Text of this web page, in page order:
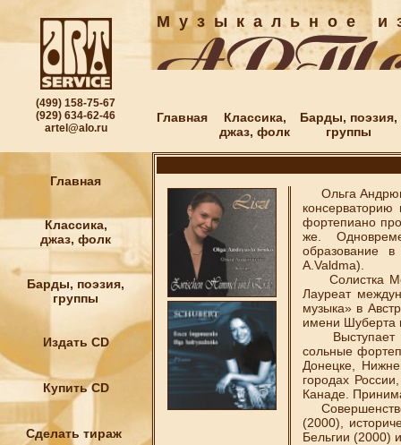
(499) 158-75-67
(929) 634-62-46
artel@alo.ru
М у з ы к а л ь н о е и
Главная
Классика,
джаз, фолк
Барды, поэзия,
группы
Главная
Классика,
джаз, фолк
Барды, поэзия,
группы
Издать CD
Купить CD
Сделать тираж
Ольга
консерваторию
фортепиано
же.
образование
А.Valdma).
Солистка
Лауреат
музыка» в
имени Шуберта
Выступает в
сольные
Донецке,
городах
Канаде.
(2000),
Бельгии (2000)